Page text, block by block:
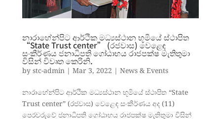
නාරාහේන්පිට ආර්ථික මධ්‍යස්ථාන භූමියේ ස්ථාපිත
“State Trust center” (රජවාස) වෙළෙඳ
සංකීර්ණය ජනාධිපති ගෝඨාභය රාජපක්ෂ මැතිතුමා
විසින් විවෘත කෙරිනි.
by stc-admin| Mar 3, 2022 | News & Events
නාරාහේන්පිට ආර්ථික මධ්‍යස්ථාන භූමියේ ස්ථාපිත “State
Trust center” (රජවාස) වෙළෙඳ සංකීර්ණය අද (11)
පෙරවරුවේ ජනාධිපති ගෝඨාභය රාජපක්ෂ මැතිතුමා විසින්